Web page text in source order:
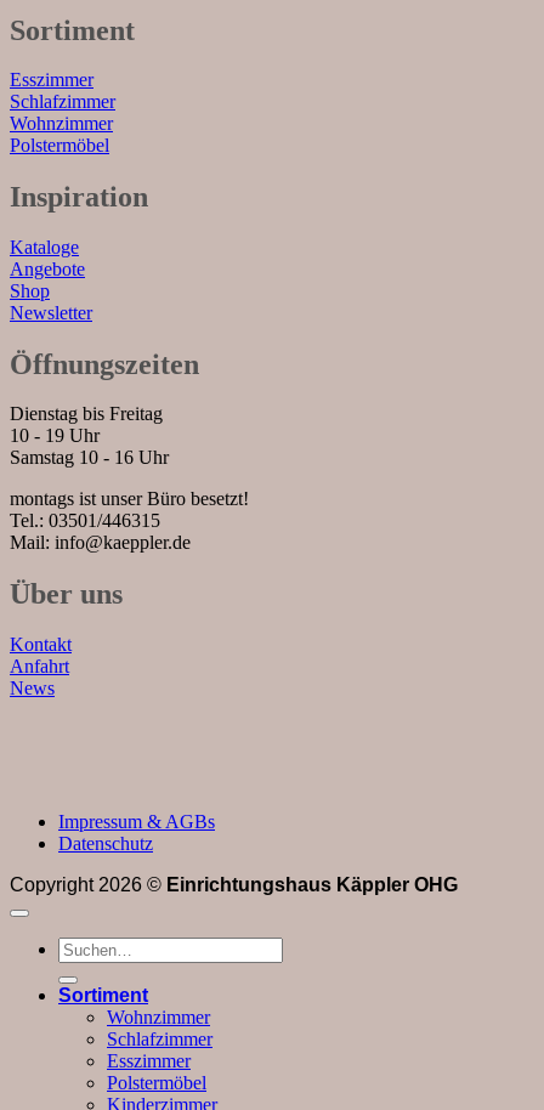
Sortiment
Esszimmer
Schlafzimmer
Wohnzimmer
Polstermöbel
Inspiration
Kataloge
Angebote
Shop
Newsletter
Öffnungszeiten
Dienstag bis Freitag
10 - 19 Uhr
Samstag 10 - 16 Uhr
montags ist unser Büro besetzt!
Tel.: 03501/446315
Mail: info@kaeppler.de
Über uns
Kontakt
Anfahrt
News
Impressum & AGBs
Datenschutz
Copyright 2026 © Einrichtungshaus Käppler OHG
Suchen
nach:
Sortiment
Wohnzimmer
Schlafzimmer
Esszimmer
Polstermöbel
Kinderzimmer